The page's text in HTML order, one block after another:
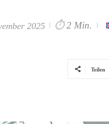
2025 ⏱ 2 Min.
Teilen